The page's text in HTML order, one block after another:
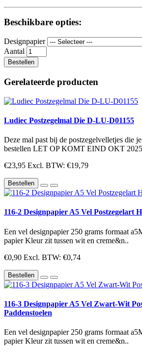
Beschikbare opties:
Designpapier
Aantal
Bestellen
Gerelateerde producten
Ludiec Postzegelmal Die D-LU-D01155
Deze mal past bij de postzegelvelletjes die
bestellen LET OP KOMT EIND OKT
€23,95 Excl. BTW: €19,79
Bestellen
116-2 Designpapier A5 Vel Postzegelart
Een vel designpapier 250 grams formaat
papier Kleur zit tussen wit en creme&n..
€0,90 Excl. BTW: €0,74
Bestellen
116-3 Designpapier A5 Vel Zwart-Wit
Paddenstoelen
Een vel designpapier 250 grams formaat
papier Kleur zit tussen wit en creme&n..